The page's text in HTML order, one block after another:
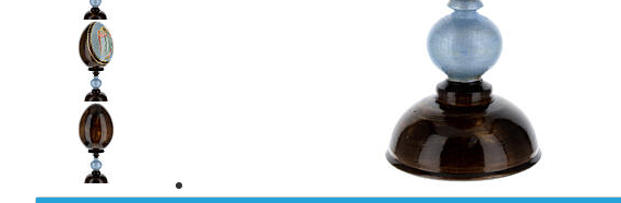
Previous
slide
Next
slide